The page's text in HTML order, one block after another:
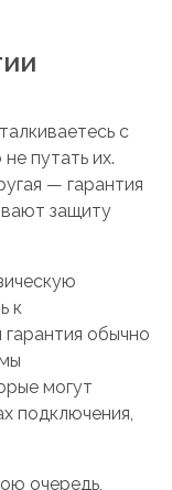
с
путать их.
— гарантия
защиту
к
обычно
могут
подключения,
очередь,